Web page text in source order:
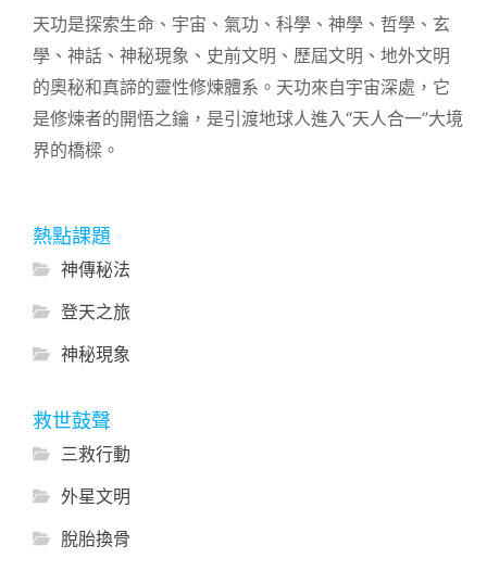
天功是探索生命、宇宙、氣功、科學、神學、哲學、玄
學、神話、神秘現象、史前文明、歷屆文明、地外文明
的奧秘和真諦的靈性修煉體系。天功來自宇宙深處，它
是修煉者的開悟之鑰，是引渡地球人進入“天人合一”大境
界的橋樑。
熱點課題
神傳秘法
登天之旅
神秘現象
救世鼓聲
三救行動
外星文明
脫胎換骨